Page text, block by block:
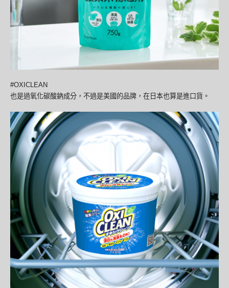
#OXICLEAN
也是過氧化碳酸鈉成分，不過是美國的品牌，在日本也算是進口貨。